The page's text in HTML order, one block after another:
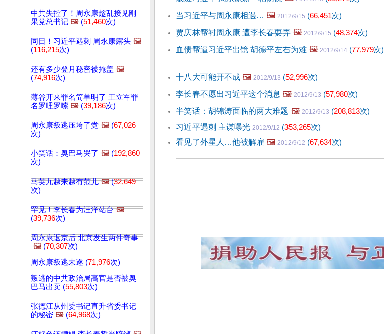
中共失控了！周永康趁乱接见刚
果党总书记 🖼️ (51,460次)
同日！习近平遇刺 周永康露头 🖼️
(116,215次)
还有多少登月秘密被掩盖 🖼️
(74,916次)
薄谷开来罪名简单明了 王立军罪
名罗哩罗嗦 🖼️ (39,186次)
周永康叛逃压垮了党 🖼️ (67,026
次)
小笑话：奥巴马哭了 🖼️ (192,860
次)
马英九越来越有范儿 🖼️(32,649
次)
罕见！李长春为汪洋站台 🖼️
(39,736次)
周永康返京后 北京发生两件奇事
🖼️ (70,307次)
周永康叛逃未遂 (71,976次)
叛逃的中共政治局高官是否被奥
巴马出卖 (55,803次)
张德江从州委书记直升省委书记
的秘密 🖼️ (64,968次)
当习近平与周永康相遇… 🖼️ 2012/9/15 (66,451次)
贾庆林帮衬周永康 遭李长春耍弄 🖼️ 2012/9/15 (48,374次)
血债帮逼习近平出镜 胡德平左右为难 🖼️ 2012/9/14 (77,979次)
十八大可能开不成 🖼️ 2012/9/13 (52,996次)
李长春不愿出习近平这个消息 🖼️ 2012/9/13 (57,980次)
半笑话：胡锦涛面临的两大难题 🖼️ 2012/9/13 (208,813次)
习近平遇刺 主谋曝光 2012/9/12 (353,265次)
看见了外星人…他被解雇 🖼️ 2012/9/12 (67,634次)